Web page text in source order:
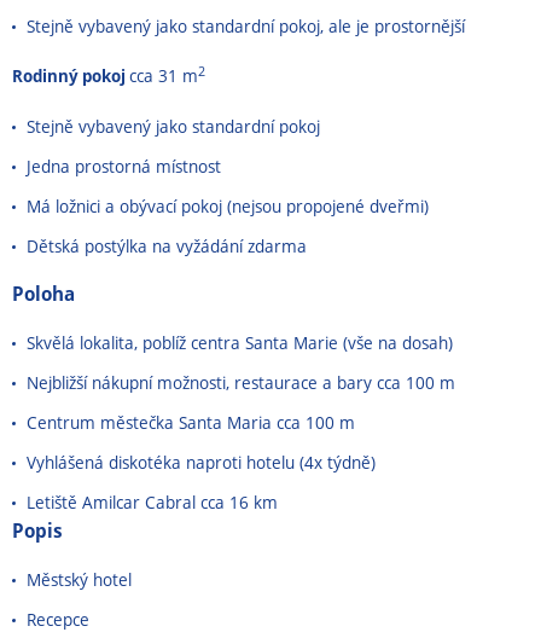
Stejně vybavený jako standardní pokoj, ale je prostornější
Rodinný pokoj cca 31 m2
Stejně vybavený jako standardní pokoj
Jedna prostorná místnost
Má ložnici a obývací pokoj (nejsou propojené dveřmi)
Dětská postýlka na vyžádání zdarma
Poloha
Skvělá lokalita, poblíž centra Santa Marie (vše na dosah)
Nejbližší nákupní možnosti, restaurace a bary cca 100 m
Centrum městečka Santa Maria cca 100 m
Vyhlášená diskotéka naproti hotelu (4x týdně)
Letiště Amilcar Cabral cca 16 km
Popis
Městský hotel
Recepce